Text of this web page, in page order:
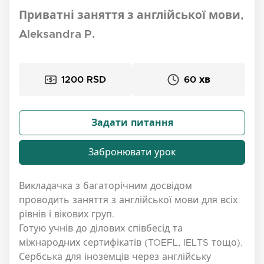
Приватні заняття з англійської мови,
Aleksandra P.
1200 RSD 60 хв
Задати питання
Забронювати урок
Викладачка з багаторічним досвідом
проводить заняття з англійської мови для всіх
рівнів і вікових груп.
Готую учнів до ділових співбесід та
міжнародних сертифікатів (TOEFL, IELTS тощо).
Сербська для іноземців через англійську